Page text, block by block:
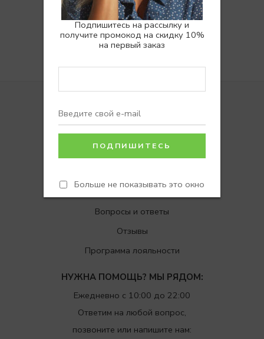
Подпишитесь на рассылку и
получите промокод на скидку 10%
на первый заказ
Больше не показывать это окно
S/M S/M
Покупателям
Вопросы и ответы
Отзывы
Программа лояльности
НУЖНА ПОМОЩЬ? МЫ РЯДОМ:
Ежедневно с 10:00 до 22:00
Ответим на любой вопрос,
позвоните или напишите нам: